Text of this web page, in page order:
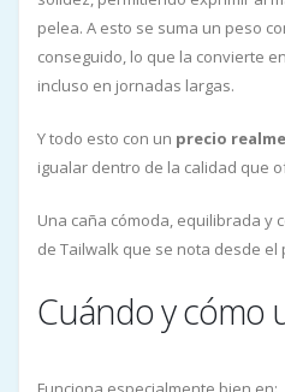
pelea. A esto se suma un peso
conseguido, lo que la convierte
incluso en jornadas largas.
Y todo esto con un precio
igualar dentro de la calidad que
Una caña cómoda, equilibrada y
de Tailwalk que se nota desde el
Cuándo y cómo